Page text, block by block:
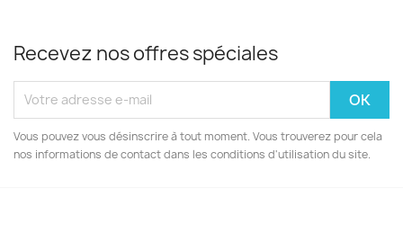
Recevez nos offres spéciales
Vous pouvez vous désinscrire à tout moment. Vous trouverez pour cela
nos informations de contact dans les conditions d'utilisation du site.